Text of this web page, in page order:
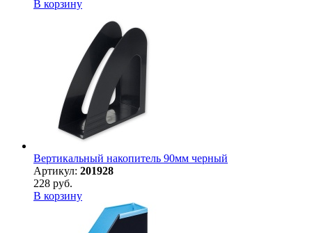
В корзину
Вертикальный накопитель 90мм черный
Артикул: 201928
228 руб.
В корзину